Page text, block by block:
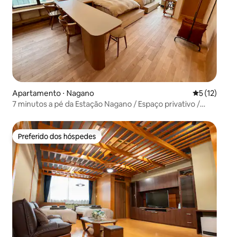
Apartamento ⋅ Nagano 5 de uma
5 (12)
7 minutos a pé da Estação Nagano / Espaço privativo /
Preferido dos hóspedes
Preferido dos hóspedes